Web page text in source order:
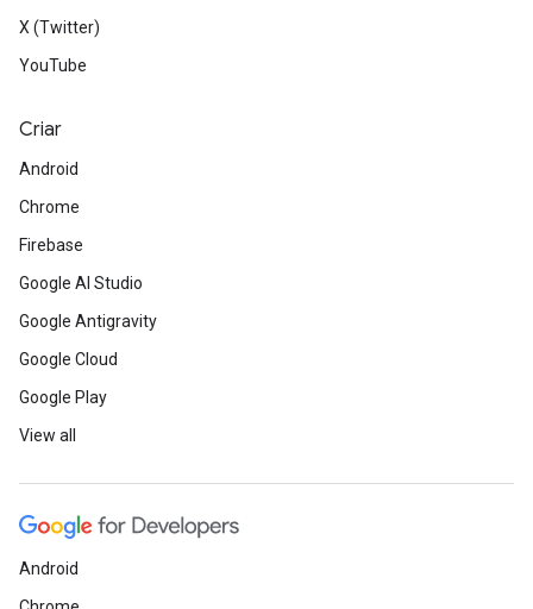
X (Twitter)
YouTube
Criar
Android
Chrome
Firebase
Google AI Studio
Google Antigravity
Google Cloud
Google Play
View all
Android